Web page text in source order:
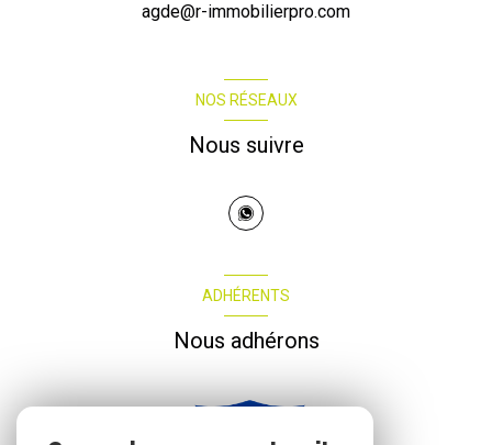
agde@r-immobilierpro.com
NOS RÉSEAUX
Nous suivre
ADHÉRENTS
Nous adhérons